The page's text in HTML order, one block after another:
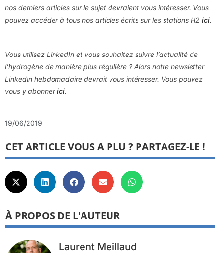
nos derniers articles sur le sujet devraient vous intéresser. Vous
pouvez accéder à tous nos articles écrits sur les stations H2 ici.
Vous utilisez LinkedIn et vous souhaitez suivre l’actualité de
l’hydrogène de manière plus régulière ? Alors notre newsletter
LinkedIn hebdomadaire devrait vous intéresser. Vous pouvez
vous y abonnerici.
19/06/2019
CET ARTICLE VOUS A PLU ? PARTAGEZ-LE !
À PROPOS DE L'AUTEUR
Laurent Meillaud